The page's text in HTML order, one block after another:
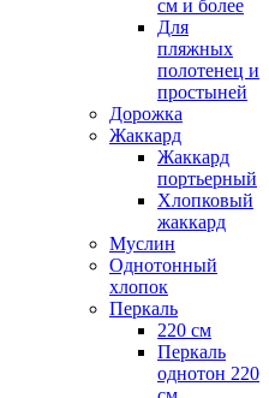
см и более
Для
пляжных
полотенец и
простыней
Дорожка
Жаккард
Жаккард
портьерный
Хлопковый
жаккард
Муслин
Однотонный
хлопок
Перкаль
220 см
Перкаль
однотон 220